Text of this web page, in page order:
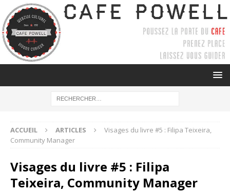
ACCUEIL ARTICLES
Visages du livre #5 : Filipa Teixeira,
Community Manager
Visages du livre #5 : Filipa
Teixeira, Community Manager